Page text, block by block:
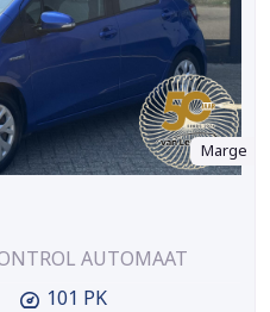
Marge
AUTOMAAT
101 PK